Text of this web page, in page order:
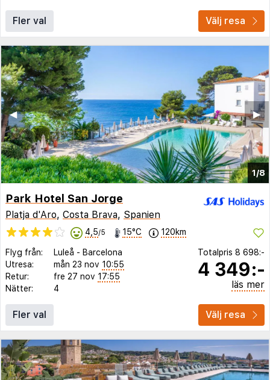
Fler val Välj resa
1/8
▶︎
◀︎
Park Hotel San Jorge
Platja d'Aro, Costa Brava, Spanien
4,5/5 15°C 120km
Flyg från: Luleå - Barcelona
Utresa:
mån 23 nov 10:55
Retur:
fre 27 nov 17:55
Nätter:
4
Totalpris 8 698:-
4 349:-
läs mer
Fler val Välj resa